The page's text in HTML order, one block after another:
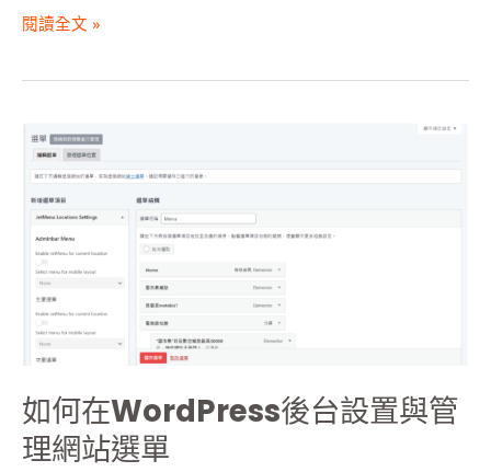
閱讀全文 »
如何在WordPress後台設置與管
理網站選單
如
何
在
WordPress
後
台
置
與
管
網
站
選